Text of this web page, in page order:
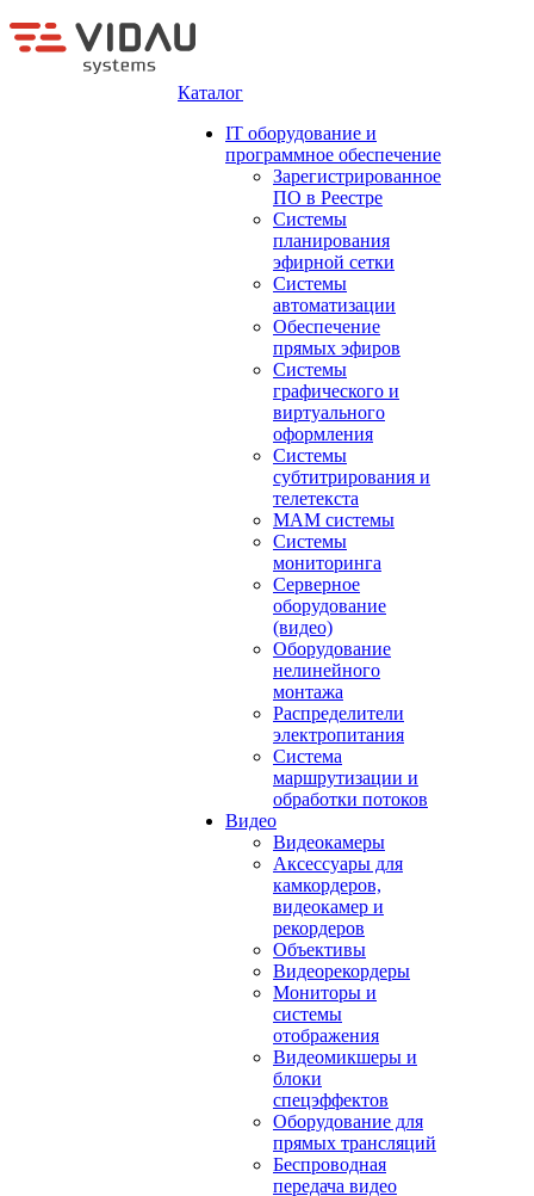
Каталог
IT оборудование и
программное обеспечение
Зарегистрированное
ПО в Реестре
Системы
планирования
эфирной сетки
Системы
автоматизации
Обеспечение
прямых эфиров
Системы
графического и
виртуального
оформления
Системы
субтитрирования и
телетекста
MAM системы
Системы
мониторинга
Серверное
оборудование
(видео)
Оборудование
нелинейного
монтажа
Распределители
электропитания
Система
маршрутизации и
обработки потоков
Видео
Видеокамеры
Аксессуары для
камкордеров,
видеокамер и
рекордеров
Объективы
Видеорекордеры
Мониторы и
системы
отображения
Видеомикшеры и
блоки
спецэффектов
Оборудование для
прямых трансляций
Беспроводная
передача видео